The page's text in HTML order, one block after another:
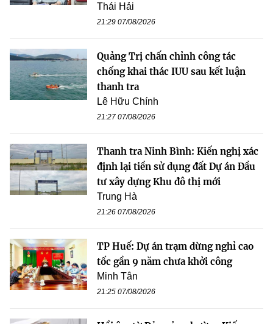
Thái Hải
21:29 07/08/2026
Quảng Trị chấn chỉnh công tác
chống khai thác IUU sau kết luận
thanh tra
Lê Hữu Chính
21:27 07/08/2026
Thanh tra Ninh Bình: Kiến nghị xác
định lại tiền sử dụng đất Dự án Đầu
tư xây dựng Khu đô thị mới
Trung Hà
21:26 07/08/2026
TP Huế: Dự án trạm dừng nghỉ cao
tốc gần 9 năm chưa khởi công
Minh Tân
21:25 07/08/2026